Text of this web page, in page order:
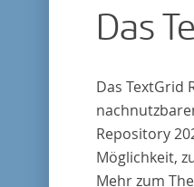
Das
Das TextGrid
Repository
Möglichkeit,
Mehr zum